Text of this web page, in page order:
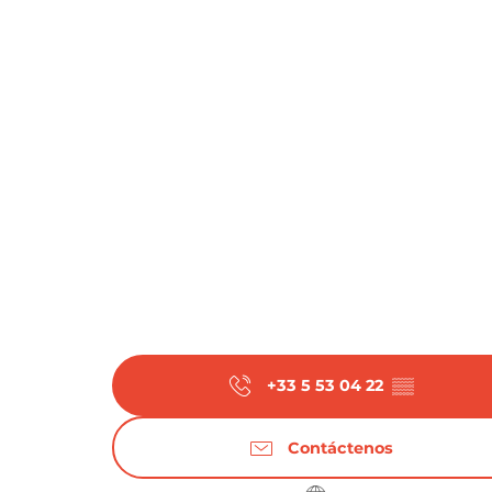
+33 5 53 04 22 ▒▒
Contáctenos